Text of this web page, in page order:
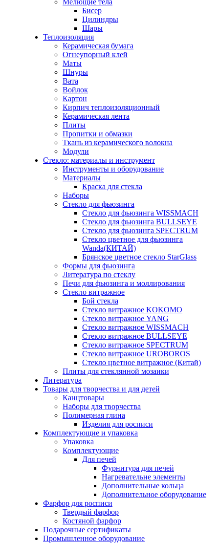
Мелющие тела
Бисер
Цилиндры
Шары
Теплоизоляция
Керамическая бумага
Огнеупорный клей
Маты
Шнуры
Вата
Войлок
Картон
Кирпич теплоизоляционный
Керамическая лента
Плиты
Пропитки и обмазки
Ткань из керамического волокна
Модули
Стекло: материалы и инструмент
Инструменты и оборудование
Материалы
Краска для стекла
Наборы
Стекло для фьюзинга
Стекло для фьюзинга WISSMACH
Стекло для фьюзинга BULLSEYE
Стекло для фьюзинга SPECTRUM
Стекло цветное для фьюзинга
Wanda(КИТАЙ)
Брянское цветное стекло StarGlass
Формы для фьюзинга
Литература по стеклу
Печи для фьюзинга и моллирования
Стекло витражное
Бой стекла
Стекло витражное KOKOMO
Стекло витражное YANG
Стекло витражное WISSMACH
Стекло витражное BULLSEYE
Стекло витражное SPECTRUM
Стекло витражное UROBOROS
Стекло цветное витражное (Китай)
Плиты для стеклянной мозаики
Литература
Товары для творчества и для детей
Канцтовары
Наборы для творчества
Полимерная глина
Изделия для росписи
Комплектующие и упаковка
Упаковка
Комплектующие
Для печей
Фурнитура для печей
Нагревательне элементы
Дополнительные кольца
Дополнительное оборудование
Фарфор для росписи
Твердый фарфор
Костяной фарфор
Подарочные сертификаты
Промышленное оборудование